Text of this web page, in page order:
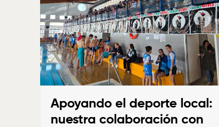
Apoyando el deporte local:
nuestra colaboración con